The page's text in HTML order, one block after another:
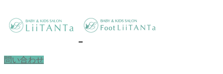
問い合わせ